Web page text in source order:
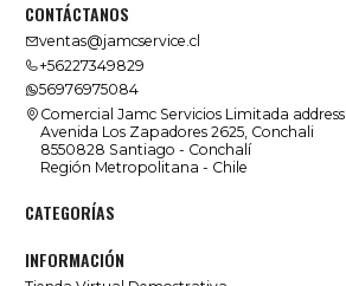
CONTÁCTANOS
ventas@jamcservice.cl
+56227349829
56976975084
Comercial Jamc Servicios Limitada address
Avenida Los Zapadores 2625, Conchali
8550828 Santiago - Conchalí
Región Metropolitana - Chile
CATEGORÍAS
INFORMACIÓN